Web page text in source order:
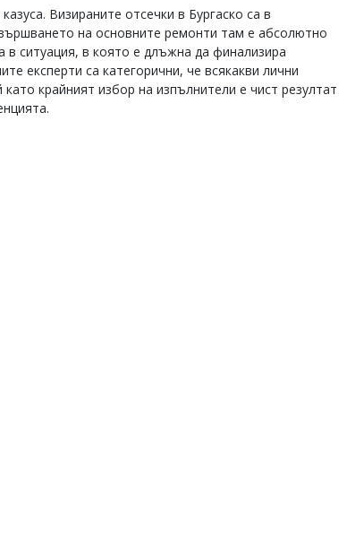
Визираните отсечки в Бургаско са в
на основните ремонти там е абсолютно
ситуация, в която е длъжна да финализира
експерти са категорични, че всякакви лични
крайният избор на изпълнители е чист резултат